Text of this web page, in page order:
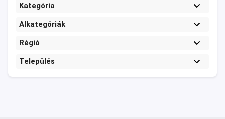
Kategória
Alkategóriák
Régió
Település